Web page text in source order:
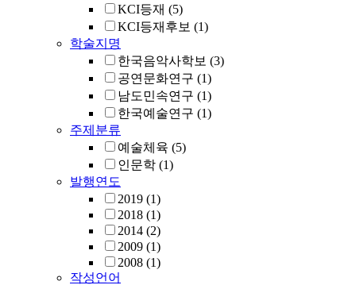
KCI등재 (5)
KCI등재후보 (1)
학술지명
한국음악사학보 (3)
공연문화연구 (1)
남도민속연구 (1)
한국예술연구 (1)
주제분류
예술체육 (5)
인문학 (1)
발행연도
2019 (1)
2018 (1)
2014 (2)
2009 (1)
2008 (1)
작성언어